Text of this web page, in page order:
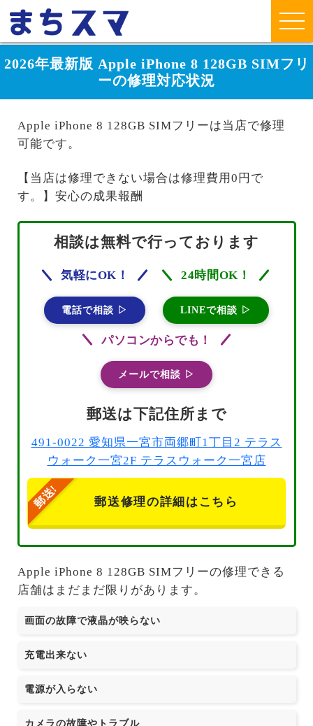
2026年最新版 Apple iPhone 8 128GB SIMフリ
ーの修理対応状況
Apple iPhone 8 128GB SIMフリーは当店で修理
可能です。
【当店は修理できない場合は修理費用0円で
す。】安心の成果報酬
相談は無料で行っております
気軽にOK！
電話で相談 ▷
24時間OK！
LINEで相談 ▷
パソコンからでも！
メールで相談 ▷
郵送は下記住所まで
491-0022 愛知県一宮市両郷町1丁目2 テラス
ウォーク一宮2F テラスウォーク一宮店
郵送修理の詳細はこちら
Apple iPhone 8 128GB SIMフリーの修理できる
店舗はまだまだ限りがあります。
画面の故障で液晶が映らない
充電出来ない
電源が入らない
カメラの故障やトラブル